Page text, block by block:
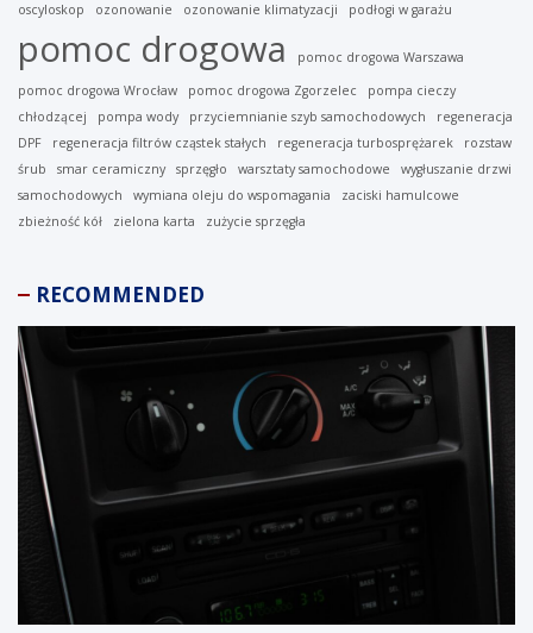
oscyloskop
ozonowanie ozonowanie klimatyzacji podłogi w garażu
pomoc drogowa
pomoc drogowa Warszawa
pomoc drogowa Wrocław
pomoc drogowa Zgorzelec
pompa cieczy
chłodzącej
pompa wody przyciemnianie szyb samochodowych
regeneracja
DPF
regeneracja filtrów cząstek stałych regeneracja turbosprężarek
rozstaw
śrub
smar ceramiczny sprzęgło warsztaty samochodowe
wygłuszanie drzwi
samochodowych
wymiana oleju do wspomagania
zaciski hamulcowe
zbieżność kół
zielona karta zużycie sprzęgła
RECOMMENDED